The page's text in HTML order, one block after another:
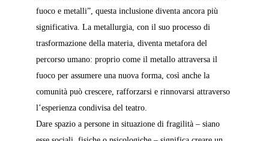
fuoco e metalli”, questa inclusione diventa ancora più
significativa. La metallurgia, con il suo processo di
trasformazione della materia, diventa metafora del
percorso umano: proprio come il metallo attraversa il
fuoco per assumere una nuova forma, così anche la
comunità può crescere, rafforzarsi e rinnovarsi attraverso
l’esperienza condivisa del teatro.
Dare spazio a persone in situazione di fragilità – siano